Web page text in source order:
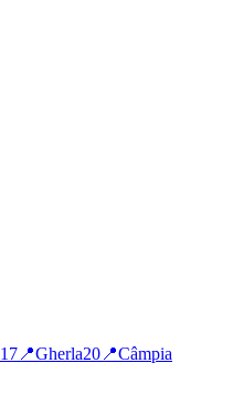
17 📍Gherla20 📍Câmpia